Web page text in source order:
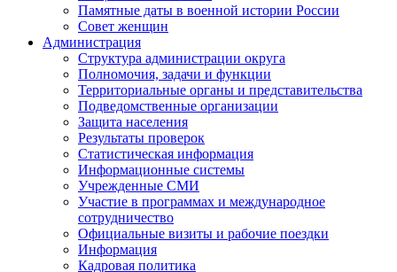
Памятные даты в военной истории России
Совет женщин
Администрация
Структура администрации округа
Полномочия, задачи и функции
Территориальные органы и представительства
Подведомственные организации
Защита населения
Результаты проверок
Статистическая информация
Информационные системы
Учрежденные СМИ
Участие в программах и международное
сотрудничество
Официальные визиты и рабочие поездки
Информация
Кадровая политика